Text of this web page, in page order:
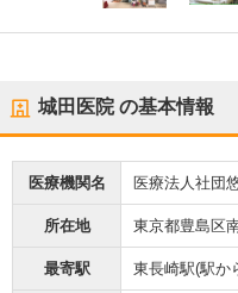
城田医院の基本情報
医療機関名 医療法人社団
所在地 東京都豊島区
最寄駅 東長崎駅(駅か